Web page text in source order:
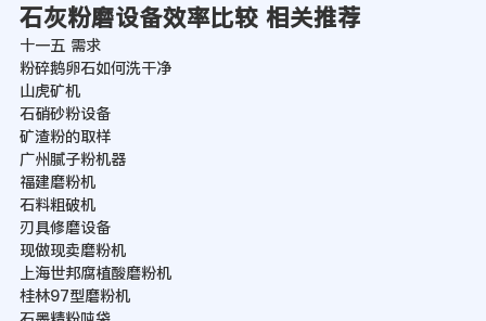
石灰粉磨设备效率比较 相关推荐
十一五 需求
粉碎鹅卵石如何洗干净
山虎矿机
石硝砂粉设备
矿渣粉的取样
广州腻子粉机器
福建磨粉机
石料粗破机
刃具修磨设备
现做现卖磨粉机
上海世邦腐植酸磨粉机
桂林97型磨粉机